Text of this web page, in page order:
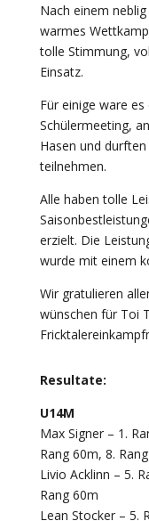
Nach einem
warmes
tolle Stimmung,
Einsatz.
Für einige ware
Schülermeeting,
Hasen und
teilnehmen.
Alle haben tolle
erzielt. Die
wurde mit einem
Wir gratulieren
wünschen für Toi
Resultate:
U14M
Max Signer – 1.
Rang 60m, 8.
Livio Acklinn – 5.
Rang 60m
Lean Stocker – 5.